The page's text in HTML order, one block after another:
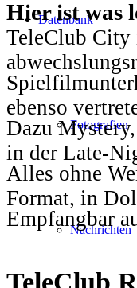
Datenbank
Fotografien
Nachrichten
Hier ist was
TeleClub City
ebenso
Dazu
in der Late-
Alles ohne
Format, in
Empfangbar
TeleClub